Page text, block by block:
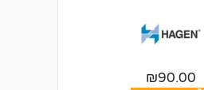
₪90.00